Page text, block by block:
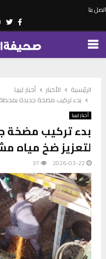
اتصل بنا
PRIMARY
الرئيسية الأخبار
أخبار ليبيا
بدء تركيب مضخة جديدة
أخبار ليبيا
بدء تركيب مضخة
لتعزيز ضخ مياه
2026-03-22
37